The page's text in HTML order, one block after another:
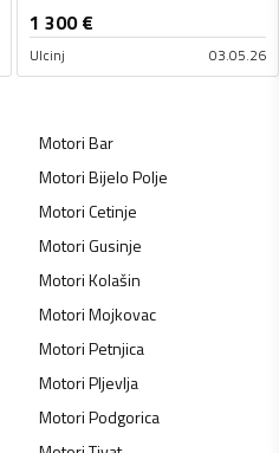
1 300€
Ulcinj 03.05.26
MotoriBar
MotoriBijelo Polje
MotoriCetinje
MotoriGusinje
MotoriKolašin
MotoriMojkovac
MotoriPetnjica
MotoriPljevlja
MotoriPodgorica